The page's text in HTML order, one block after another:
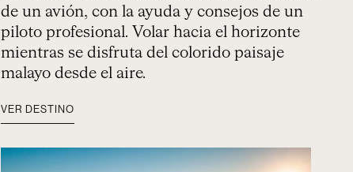
de un avión, con la ayuda y consejos de un
piloto profesional. Volar hacia el horizonte
mientras se disfruta del colorido paisaje
malayo desde el aire.
VER DESTINO